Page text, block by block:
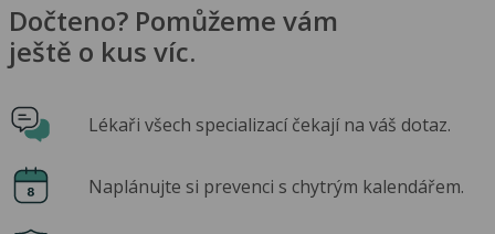
Dočteno? Pomůžeme vám
ještě o kus víc.
Lékaři všech specializací čekají na váš dotaz.
Naplánujte si prevenci s chytrým kalendářem.